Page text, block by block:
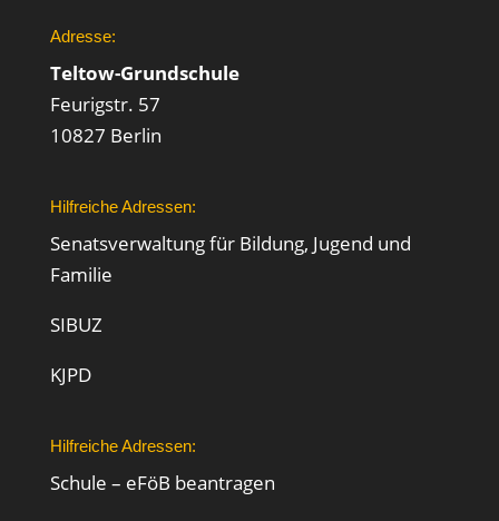
Adresse:
Teltow-Grundschule
Feurigstr. 57
10827 Berlin
Hilfreiche Adressen:
Senatsverwaltung für Bildung, Jugend und
Familie
SIBUZ
KJPD
Hilfreiche Adressen:
Schule – eFöB beantragen